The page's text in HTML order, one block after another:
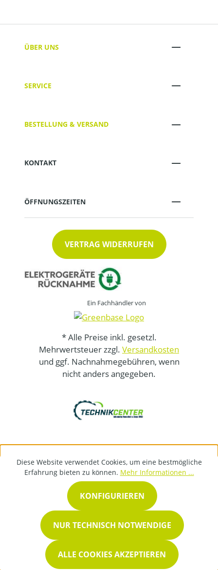
ÜBER UNS
SERVICE
BESTELLUNG & VERSAND
KONTAKT
ÖFFNUNGSZEITEN
VERTRAG WIDERRUFEN
Ein Fachhändler von
* Alle Preise inkl. gesetzl.
Mehrwertsteuer zzgl. Versandkosten
und ggf. Nachnahmegebühren, wenn
nicht anders angegeben.
Diese Website verwendet Cookies, um eine bestmögliche
Erfahrung bieten zu können. Mehr Informationen ...
NUR TECHNISCH NOTWENDIGE
KONFIGURIEREN
ALLE COOKIES AKZEPTIEREN